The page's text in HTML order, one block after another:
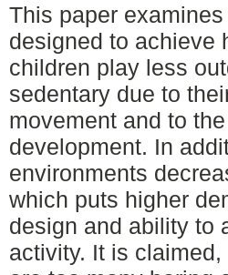
This paper
designed to achieve
children play less
sedentary due to
movement and to
development. In
environments
which puts higher
design and ability to
activity. It is